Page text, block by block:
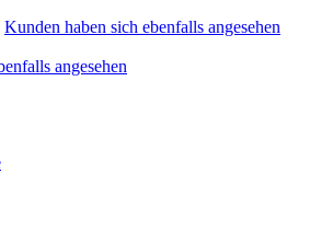
Kunden haben sich ebenfalls angesehen
angesehen